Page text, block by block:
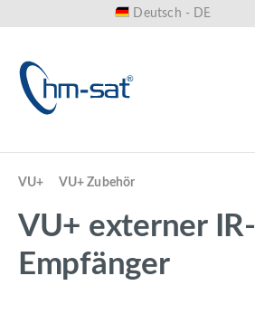
Deutsch - DE
VU+ VU+ Zubehör
VU+ externer IR-
Empfänger